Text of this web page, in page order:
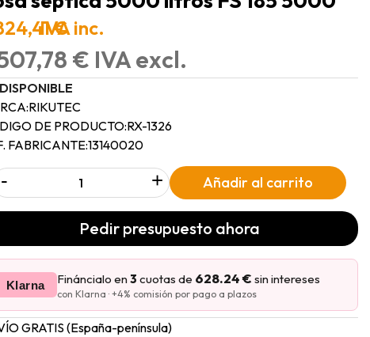
€
IVA inc.
€ IVA excl.
DISPONIBLE
RIKUTEC
DE PRODUCTO:RX-1326
FABRICANTE:13140020
- + Añadir al carrito
Pedir presupuesto ahora
Klarna Fináncialo en3 cuotas de 628.24 € sin intereses
con Klarna · +4% comisión por pago a plazos
GRATIS (España-península)